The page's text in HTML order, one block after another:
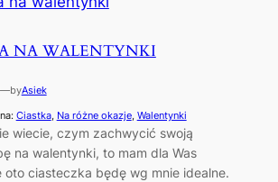
NA WALENTYNKI
—byAsiek
Ciastka, Na różne okazje, Walentynki
wiecie, czym zachwycić swoją
na walentynki, to mam dla Was
oto ciasteczka będę wg mnie idealne.